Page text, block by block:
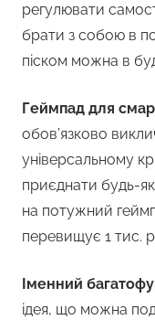
регулювати
брати з собою в
піском можна в
Геймпад для
обов’язково
універсальному
приєднати будь-
на потужний
перевищує 1 тис.
Іменний
ідея, що можна